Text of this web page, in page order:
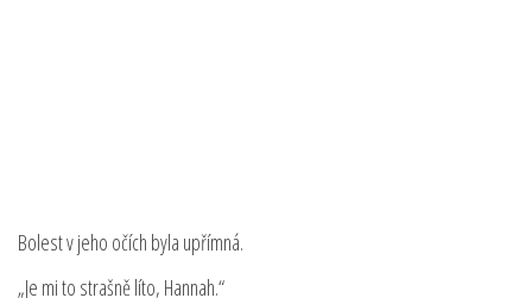
Bolest v jeho očích byla upřímná.
„Je mi to strašně líto, Hannah.“